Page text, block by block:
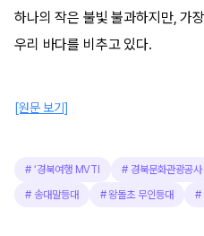
하나의 작은 불빛 불과하지만, 가
우리 바다를 비추고 있다.
[원문 보기]
# ‘경북여행 MVTI #경북문화관광공사
# 송대말등대 #왕돌초 무인등대 #